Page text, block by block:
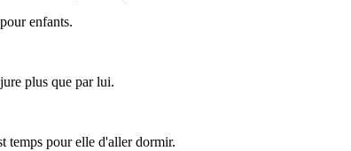
enfants.
plus que par lui.
temps pour elle d'aller dormir.